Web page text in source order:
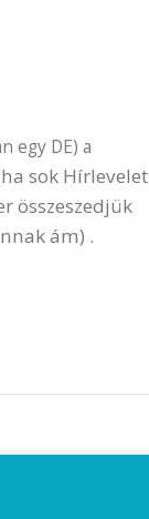
egy DE) a
sok Hírlevelet
összeszedjük
ám) .